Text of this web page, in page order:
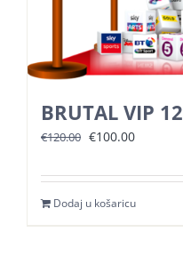
BRUTAL VIP 12
€120.00 Izvorna
bila
je:
€100.00Trenutna
je:
€100.00.
Dodaj u košaricu